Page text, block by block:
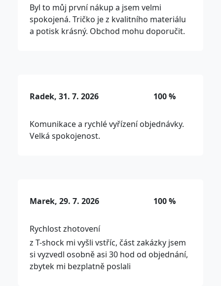
Byl to můj první nákup a jsem velmi
spokojená. Tričko je z kvalitního materiálu
a potisk krásný. Obchod mohu doporučit.
Radek, 31. 7. 2026 100 %
Komunikace a rychlé vyřízení objednávky.
Velká spokojenost.
Marek, 29. 7. 2026 100 %
Rychlost zhotovení
z T-shock mi vyšli vstříc, část zakázky jsem
si vyzvedl osobně asi 30 hod od objednání,
zbytek mi bezplatně poslali